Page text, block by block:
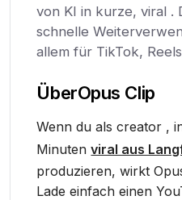
von KI in kurze, viral .
schnelle
allem für TikTok,
ÜberOpus Clip
Wenn du als creator ,
Minutenviral aus
produzieren, wirkt
Lade einfach einen